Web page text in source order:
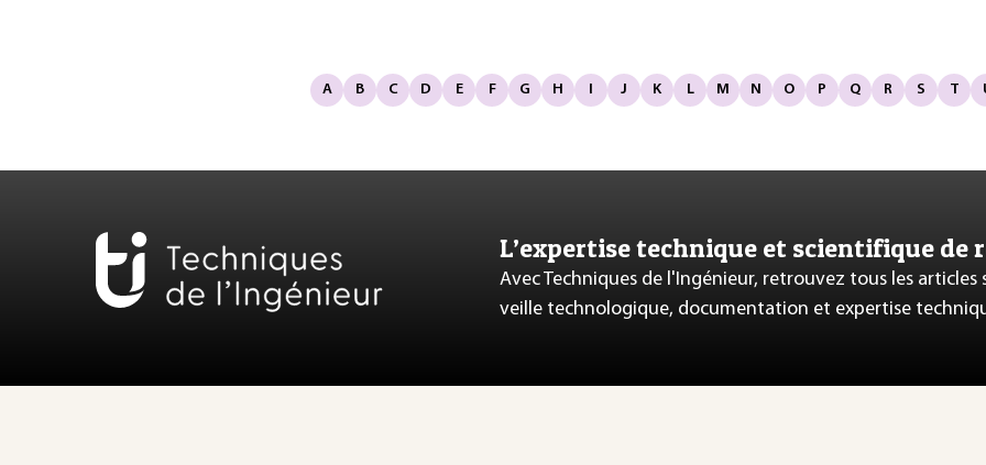
A B C D E F G H I J K L M N O P Q R S T
L’expertise technique et scientifique de
Avec Techniques de l'Ingénieur, retrouvez tous les
veille technologique, documentation et expertise